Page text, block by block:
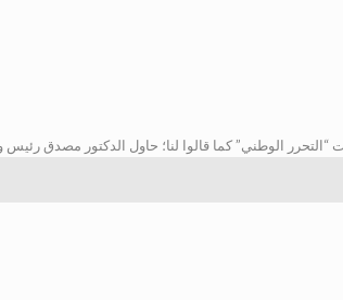
الوطني” كما قالوا لنا؛ حاول الدكتور مصدق رئيس